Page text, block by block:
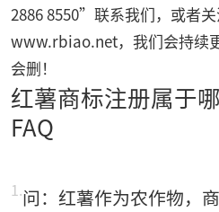
2886 8550”联系我们，或者
www.rbiao.net，我们会持续
会删！
红薯商标注册属于
FAQ
1.问：红薯作为农作物，